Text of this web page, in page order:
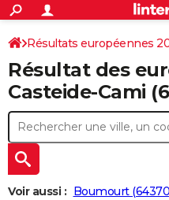
ACTUALITÉS
Politique
Société
Faits Divers
Education
Monde
Villes
+
SPORT
Coupe du monde 2026
Football
Tennis
Cyclisme
Rugby
Forum
Programme TV
TNT
Streaming
Cinéma
Sorties cinéma
Musique
+
FINANCE
Retraite
Impôts
Epargne
Immobilier
Risques naturels par ville
Banque
Assurance
Crédit
AUTO
Essais
Réserver un essai
Citadines
Berlines
SUV
Forum auto
+
HIGH-TECH
Résultats européennes
Résultat des
Casteide-Cami
Voir aussi : Boumourt